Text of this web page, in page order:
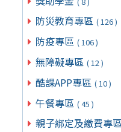
防災教育專區 ( 126 )
防疫專區 ( 106 )
無障礙專區 ( 12 )
酷課APP專區 ( 10 )
午餐專區 ( 45 )
親子綁定及繳費專